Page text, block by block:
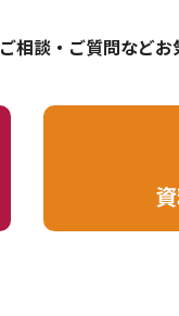
ご相談・ご質問など